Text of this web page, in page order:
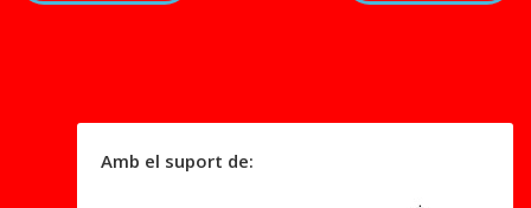
Amb el suport de: